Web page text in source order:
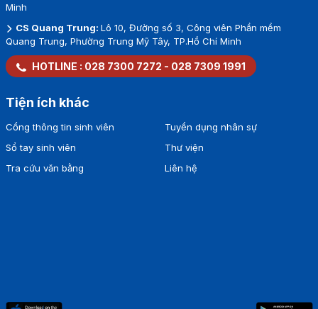
Minh
CS Quang Trung: Lô 10, Đường số 3, Công viên Phần mềm
Quang Trung, Phường Trung Mỹ Tây, TP.Hồ Chí Minh
HOTLINE : 028 7300 7272 - 028 7309 1991
Tiện ích khác
Cổng thông tin sinh viên
Sổ tay sinh viên
Tra cứu văn bằng
Tuyển dụng nhân sự
Thư viện
Liên hệ